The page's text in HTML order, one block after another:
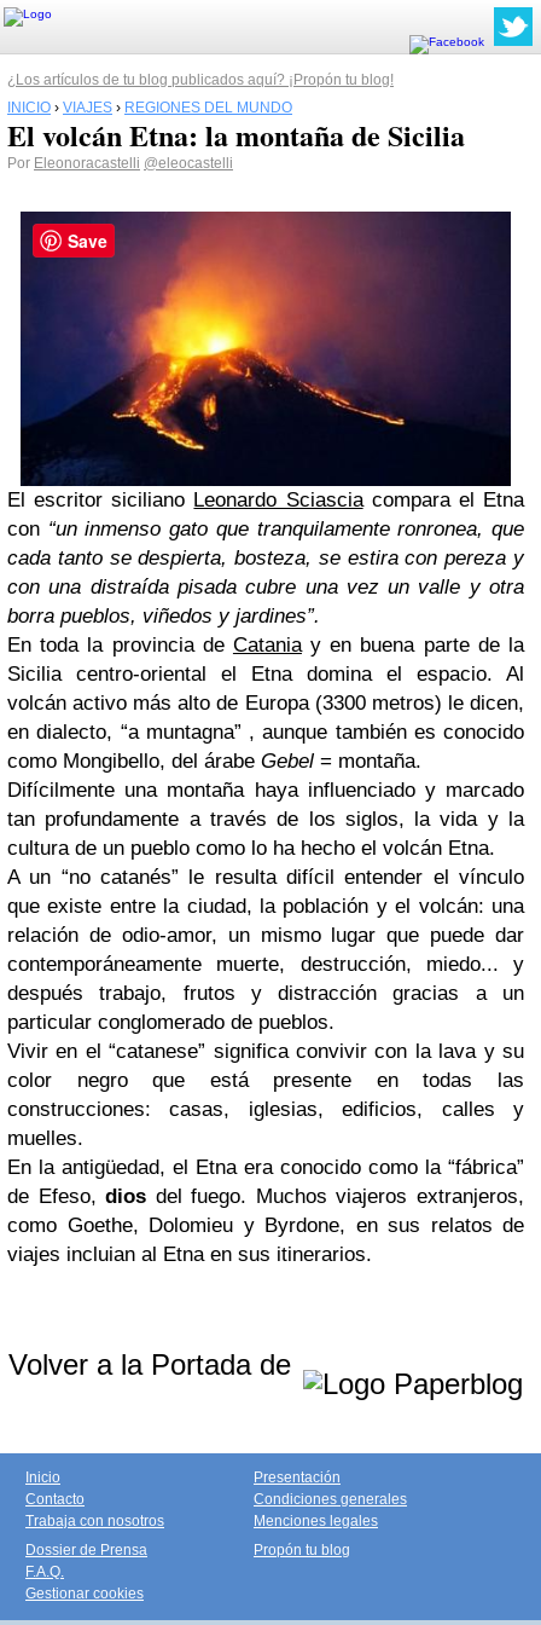
¿Los artículos de tu blog publicados aquí? ¡Propón tu blog!
INICIO › VIAJES › REGIONES DEL MUNDO
El volcán Etna: la montaña de Sicilia
Por Eleonoracastelli @eleocastelli
El escritor siciliano Leonardo Sciasciacompara el Etna
con “un inmenso gato que tranquilamente ronronea, que
cada tanto se despierta, bosteza, se estira con pereza y
con una distraída pisada cubre una vez un valle y otra
borra pueblos, viñedos y jardines”.
En toda la provincia de Cataniay en buena parte de la
Sicilia centro-oriental el Etna domina el espacio. Al
volcán activo más alto de Europa (3300 metros) le dicen,
en dialecto, “a muntagna” , aunque también es conocido
como Mongibello, del árabe Gebel = montaña.
Difícilmente una montaña haya influenciado y marcado
tan profundamente a través de los siglos, la vida y la
cultura de un pueblo como lo ha hecho el volcán Etna.
A un “no catanés” le resulta difícil entender el vínculo
que existe entre la ciudad, la población y el volcán: una
relación de odio-amor, un mismo lugar que puede dar
contemporáneamente muerte, destrucción, miedo... y
después trabajo, frutos y distracción gracias a un
particular conglomerado de pueblos.
Vivir en el “catanese” significa convivir con la lava y su
color negro que está presente en todas las
construcciones: casas, iglesias, edificios, calles y
muelles.
En la antigüedad, el Etna era conocido como la “fábrica”
de Efeso,dios del fuego. Muchos viajeros extranjeros,
como Goethe, Dolomieu y Byrdone, en sus relatos de
viajes incluian al Etna en sus itinerarios.
Volver a la Portada de
Inicio
Contacto
Trabaja con nosotros
Presentación
Condiciones generales
Menciones legales
Dossier de Prensa
F.A.Q.
Gestionar cookies
Propón tu blog
Save